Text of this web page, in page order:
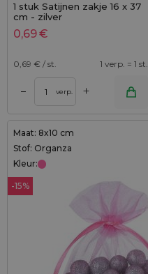
1 stuk Satijnen zakje 16 x 37
cm - zilver
0,69€
0,69 € / st. 1 verp. = 1 st.
– verp. +
Maat: 8x10 cm
Stof: Organza
Kleur:
-15%